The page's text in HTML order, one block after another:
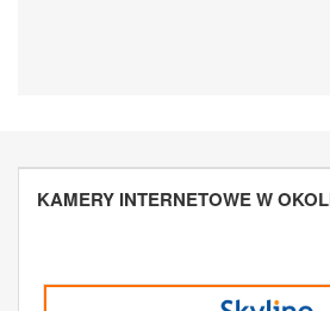
KAMERY INTERNETOWE W